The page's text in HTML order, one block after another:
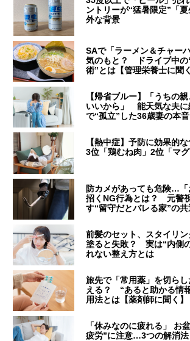
ントリーが“猛暑限定”「
外な背景
SAで「ラーメン＆チャー
気のもと？ ドライブ中の
術”とは【管理栄養士に聞く
【帰省ブルー】「うちの
いいから」 能天気な夫
で“孤立”した36歳妻の本音
【熱中症】予防に効果的
3位「鶏むね肉」2位「マ
防カメがあっても危険…「
招くNG行為とは？ 元警
す“留守だとバレる家”の
前髪のセット、スタイリ
塗ると失敗？ 実は“内側
れない整え方とは
旅先で「常用薬」を切ら
える？ “あると助かる情
用法とは【薬剤師に聞く】
「休みなのに疲れる」 お
疲労”に注意…3つの解消